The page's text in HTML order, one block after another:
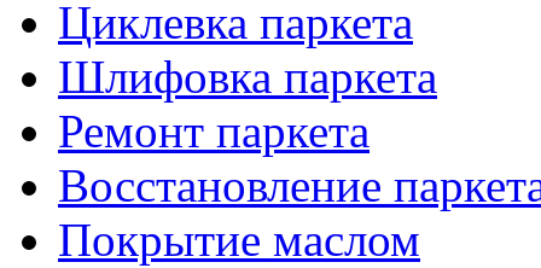
Циклевка паркета
Шлифовка паркета
Ремонт паркета
Восстановление
Покрытие маслом